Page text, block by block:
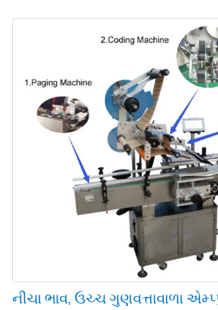
નીચા ભાવ, ઉચ્ચ ગુણવત્તાવાળા